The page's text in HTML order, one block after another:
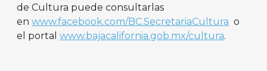
de Cultura puede consultarlas
en www.facebook.com/BC.SecretariaCultura o
el portal www.bajacalifornia.gob.mx/cultura.